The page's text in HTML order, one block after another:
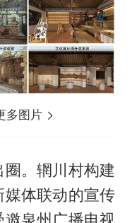
多图片
圈。辋川村构建
媒体联动的宣传